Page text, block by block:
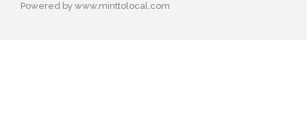
Powered by www.minttolocal.com